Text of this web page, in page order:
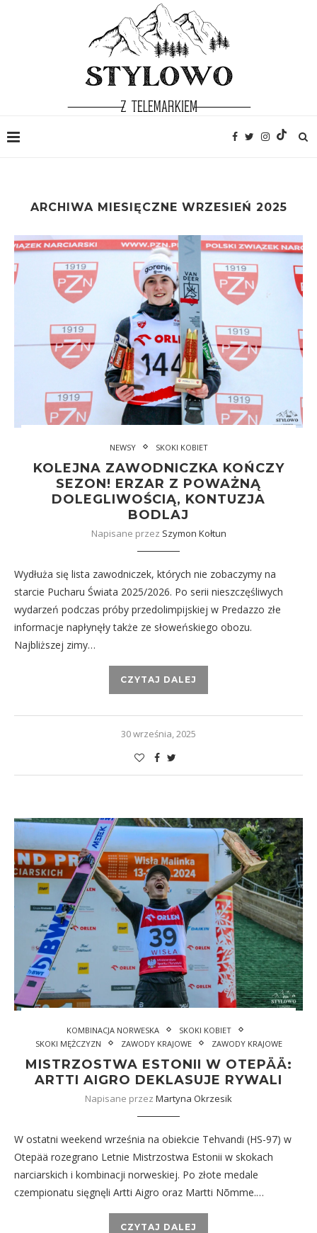
ARCHIWA MIESIĘCZNE WRZESIEŃ 2025
NEWSY SKOKI KOBIET
KOLEJNA ZAWODNICZKA KOŃCZY
SEZON! ERZAR Z POWAŻNĄ
DOLEGLIWOŚCIĄ, KONTUZJA
BODLAJ
Napisane przez Szymon Kołtun
Wydłuża się lista zawodniczek, których nie zobaczymy na
starcie Pucharu Świata 2025/2026. Po serii nieszczęśliwych
wydarzeń podczas próby przedolimpijskiej w Predazzo złe
informacje napłynęły także ze słoweńskiego obozu.
Najbliższej zimy…
CZYTAJ DALEJ
30 września, 2025
KOMBINACJA NORWESKA
SKOKI KOBIET
SKOKI MĘŻCZYZN
ZAWODY KRAJOWE ZAWODY KRAJOWE
MISTRZOSTWA ESTONII W OTEPÄÄ:
ARTTI AIGRO DEKLASUJE RYWALI
Napisane przez Martyna Okrzesik
W ostatni weekend września na obiekcie Tehvandi (HS-97) w
Otepää rozegrano Letnie Mistrzostwa Estonii w skokach
narciarskich i kombinacji norweskiej. Po złote medale
czempionatu sięgnęli Artti Aigro oraz Martti Nõmme.…
CZYTAJ DALEJ